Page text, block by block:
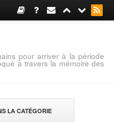
pour arriver à la période
à travers la mémoire des
LA CATÉGORIE